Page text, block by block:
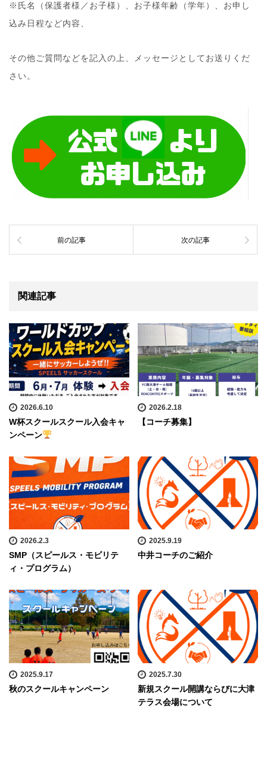
※氏名（保護者様／お子様）、お子様年齢（学年）、お申し
込み日程など内容、
その他ご質問などを記入の上、メッセージとしてお送りくだ
さい。
前の記事 次の記事
関連記事
2026.6.10
W杯スクールスクール入会キャ
ンペーン
2026.2.18
【コーチ募集】
2026.2.3
SMP（スピールス・モビリテ
ィ・プログラム）
2025.9.19
中井コーチのご紹介
2025.9.17
秋のスクールキャンペーン
2025.7.30
新規スクール開講ならびに大津
テラス会場について